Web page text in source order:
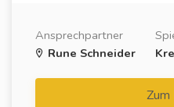
Ansprechpartner
Rune Schneider